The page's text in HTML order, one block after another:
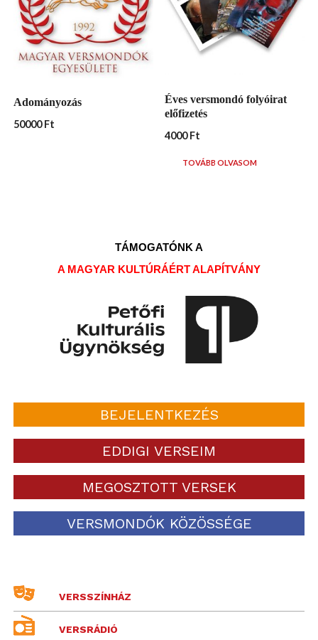
Adományozás
50000Ft
Éves versmondó folyóirat
előfizetés
4000Ft
TOVÁBB OLVASOM
TÁMOGATÓNK A
A MAGYAR KULTÚRÁÉRT ALAPÍTVÁNY
BEJELENTKEZÉS
EDDIGI VERSEIM
MEGOSZTOTT VERSEK
VERSMONDÓK KÖZÖSSÉGE
VERSSZÍNHÁZ
VERSRÁDIÓ